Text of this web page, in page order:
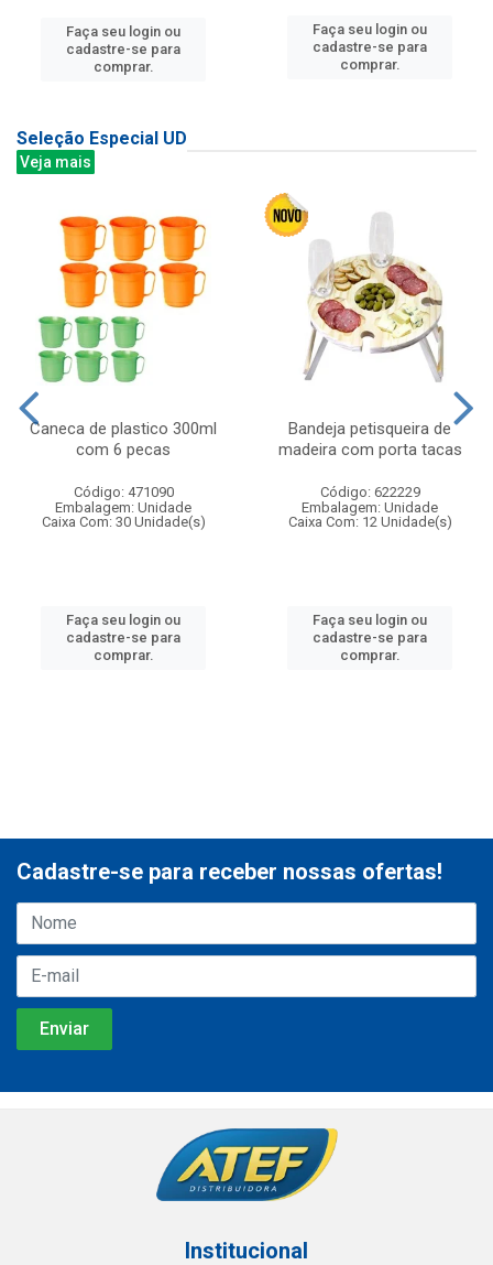
Faça seu login ou
cadastre-se para
comprar.
Faça seu login ou
cadastre-se para
comprar.
Seleção Especial UD
Veja mais
Caneca de plastico 300ml
com 6 pecas
Código: 471090
Embalagem: Unidade
Caixa Com: 30 Unidade(s)
Faça seu login ou
cadastre-se para
comprar.
Bandeja petisqueira de
madeira com porta tacas
Código: 622229
Embalagem: Unidade
Caixa Com: 12 Unidade(s)
Faça seu login ou
cadastre-se para
comprar.
Cadastre-se para receber nossas ofertas!
Institucional